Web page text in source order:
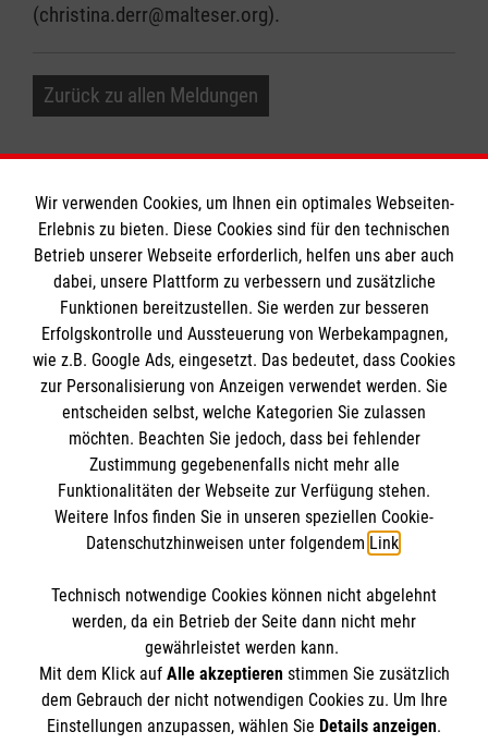
(christina.derr@malteser.org).
Zurück zu allen Meldungen
Informationen
Impressum
Datenschutz
Barrierefreiheit
Kontakt
Die Malteser
Malteser in Deutschland
Malteserorden
Sharepoint
Spendenkonto
Liga-Bank Eichstätt
DE58 7509 0300 0007 6122 22
GENODEF1M05
So finden Sie uns
Wassergasse 8
91589 Aurach
Der Malteser Hilfsdienst e.V. ist als eingetragene
Wir verwenden Cookies, um Ihnen ein optimales Webseiten-
Erlebnis zu bieten. Diese Cookies sind für den technischen
Betrieb unserer Webseite erforderlich, helfen uns aber auch
dabei, unsere Plattform zu verbessern und zusätzliche
Funktionen bereitzustellen. Sie werden zur besseren
Erfolgskontrolle und Aussteuerung von Werbekampagnen,
wie z.B. Google Ads, eingesetzt. Das bedeutet, dass Cookies
zur Personalisierung von Anzeigen verwendet werden. Sie
entscheiden selbst, welche Kategorien Sie zulassen
möchten. Beachten Sie jedoch, dass bei fehlender
Zustimmung gegebenenfalls nicht mehr alle
Funktionalitäten der Webseite zur Verfügung stehen.
Weitere Infos finden Sie in unseren speziellen Cookie-
Datenschutzhinweisen unter folgendem Link.
Technisch notwendige Cookies können nicht abgelehnt
werden, da ein Betrieb der Seite dann nicht mehr
gewährleistet werden kann.
Mit dem Klick auf Alle akzeptierenstimmen Sie zusätzlich
dem Gebrauch der nicht notwendigen Cookies zu. Um Ihre
Einstellungen anzupassen, wählen Sie Details anzeigen.